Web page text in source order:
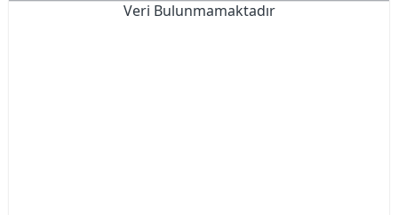
Veri Bulunmamaktadır